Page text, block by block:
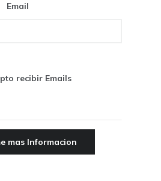
Email
recibir Emails